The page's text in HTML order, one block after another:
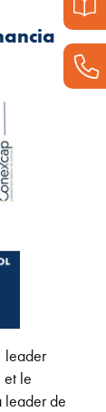
leader
et le
leader de